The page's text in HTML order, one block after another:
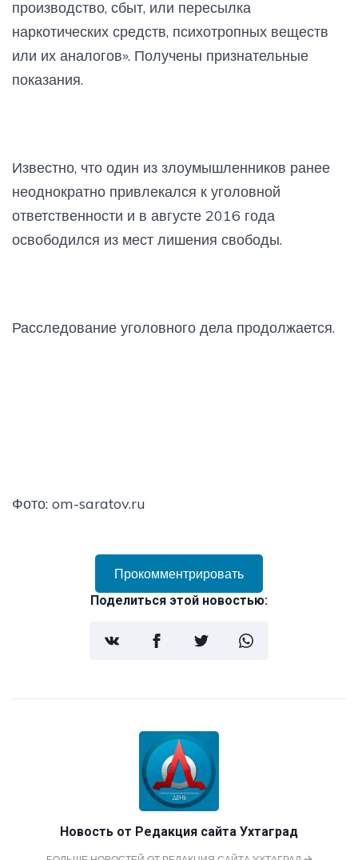
производство, сбыт, или пересылка
наркотических средств, психотропных веществ
или их аналогов». Получены признательные
показания.
Известно, что один из злоумышленников ранее
неоднократно привлекался к уголовной
ответственности и в августе 2016 года
освободился из мест лишения свободы.
Расследование уголовного дела продолжается.
Фото: om-saratov.ru
Прокомментрировать
Поделиться этой новостью:
Новость от Редакция сайта Ухтаград